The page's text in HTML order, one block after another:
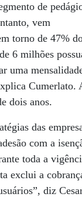
de
vem
torno de 47%
6 milhões
uma
Cumerlato.
dois anos.
das
com a
toda a
exclui a
diz